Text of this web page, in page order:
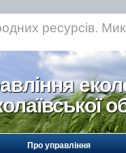
ресурсів.
Про управління